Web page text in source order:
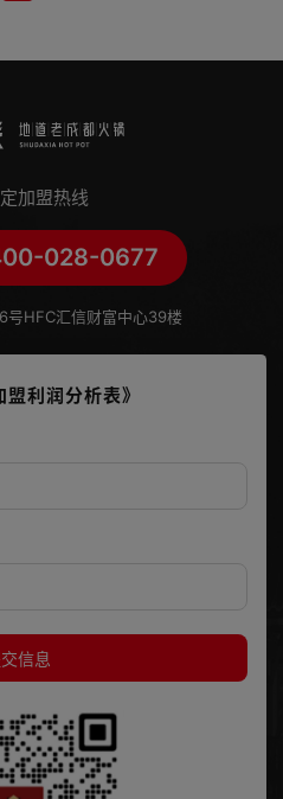
加盟热线
028-0677
号HFC汇信财富中心39楼
利润分析表》
信息